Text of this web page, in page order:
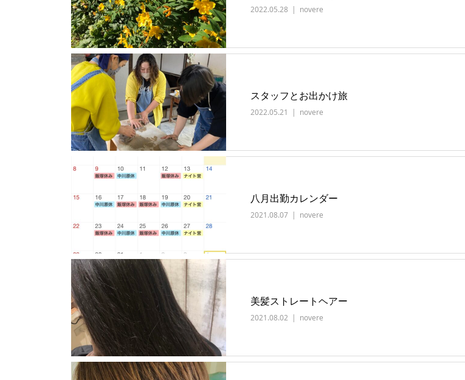
2022.05.28 novere
スタッフとお出かけ旅
2022.05.21 novere
八月出勤カレンダー
2021.08.07 novere
美髪ストレートヘアー
2021.08.02 novere